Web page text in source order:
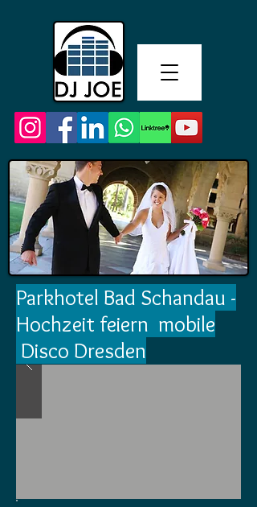
Parkhotel Bad Schandau -
Hochzeit feiern mobile
Disco Dresden